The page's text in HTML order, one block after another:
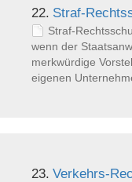
22. Straf-
Straf-
wenn der
merkwürdige
eigenen
23. Verkehrs-